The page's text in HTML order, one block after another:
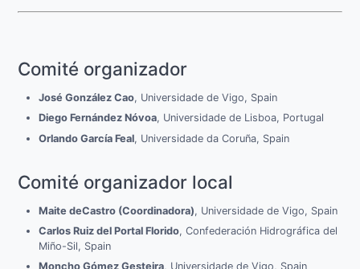
Comité organizador
José González Cao, Universidade de Vigo, Spain
Diego Fernández Nóvoa, Universidade de Lisboa, Portugal
Orlando García Feal, Universidade da Coruña, Spain
Comité organizador local
Maite deCastro (Coordinadora), Universidade de Vigo, Spain
Carlos Ruiz del Portal Florido, Confederación Hidrográfica del
Miño-Sil, Spain
Moncho Gómez Gesteira, Universidade de Vigo, Spain